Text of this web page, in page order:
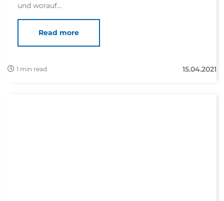
und worauf...
Read more
1 min read 15.04.2021